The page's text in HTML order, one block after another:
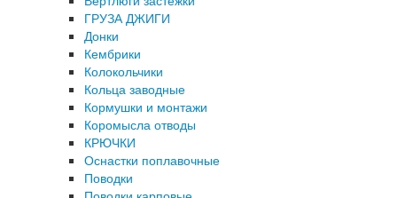
ГРУЗА ДЖИГИ
Донки
Кембрики
Колокольчики
Кольца заводные
Кормушки и монтажи
Коромысла отводы
КРЮЧКИ
Оснастки поплавочные
Поводки